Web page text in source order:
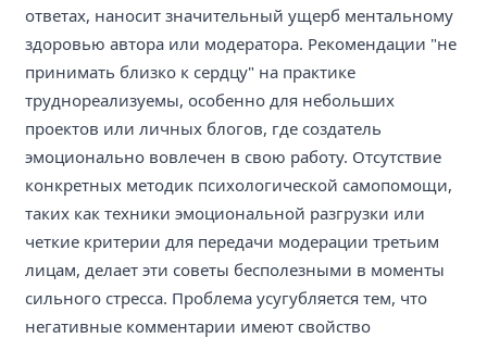
ответах, наносит значительный ущерб ментальному
здоровью автора или модератора. Рекомендации "не
принимать близко к сердцу" на практике
труднореализуемы, особенно для небольших
проектов или личных блогов, где создатель
эмоционально вовлечен в свою работу. Отсутствие
конкретных методик психологической самопомощи,
таких как техники эмоциональной разгрузки или
четкие критерии для передачи модерации третьим
лицам, делает эти советы бесполезными в моменты
сильного стресса. Проблема усугубляется тем, что
негативные комментарии имеют свойство